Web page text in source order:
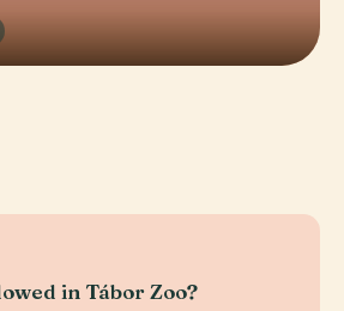
in Tábor Zoo?